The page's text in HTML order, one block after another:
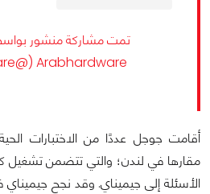
Arabhardware‎‏ (@‏‎arabhardware‎‏)
أقامت جوجل عددًا من الاختبارات
مقارها في لندن؛ والتي تتضمن تشغيل
الأسئلة إلى جيميناي. وقد نجح جيميناي